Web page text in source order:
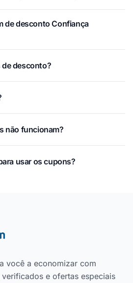
de desconto Confiança
desconto?
não funcionam?
usar os cupons?
você a economizar com
e ofertas especiais